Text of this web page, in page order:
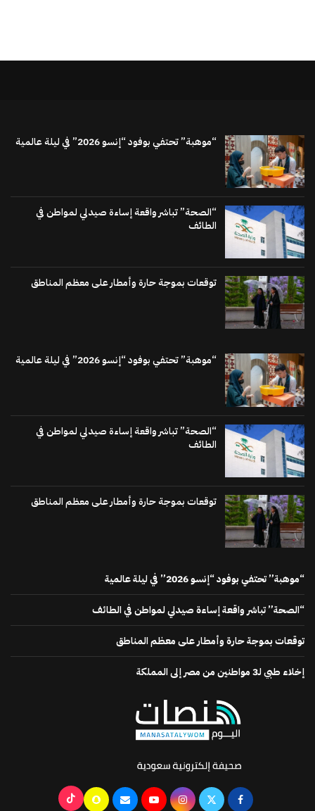
“موهبة” تحتفي بوفود “إنسو 2026” في ليلة عالمية
“الصحة” تباشر واقعة إساءة صيدلي لمواطن في
الطائف
توقعات بموجة حارة وأمطار على معظم المناطق
“موهبة” تحتفي بوفود “إنسو 2026” في ليلة عالمية
“الصحة” تباشر واقعة إساءة صيدلي لمواطن في
الطائف
توقعات بموجة حارة وأمطار على معظم المناطق
“موهبة” تحتفي بوفود “إنسو 2026” في ليلة عالمية
“الصحة” تباشر واقعة إساءة صيدلي لمواطن في الطائف
توقعات بموجة حارة وأمطار على معظم المناطق
إخلاء طبي لـ3 مواطنين من مصر إلى المملكة